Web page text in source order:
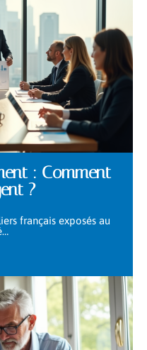
: Comment
?
français exposés au
…